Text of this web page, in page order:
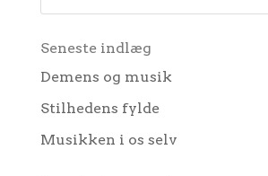
Seneste indlæg
Demens og musik
Stilhedens fylde
Musikken i os selv